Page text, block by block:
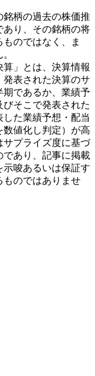
柄の過去の株価推
あり、その銘柄の将
のではなく、ま
」とは、決算情報
発表された決算のサ
期であるか、業績予
そこで発表された
た業績予想・配当
値化し判定）が高
サプライズ度に基づ
であり、記事に掲載
示唆あるいは保証す
ものではありませ